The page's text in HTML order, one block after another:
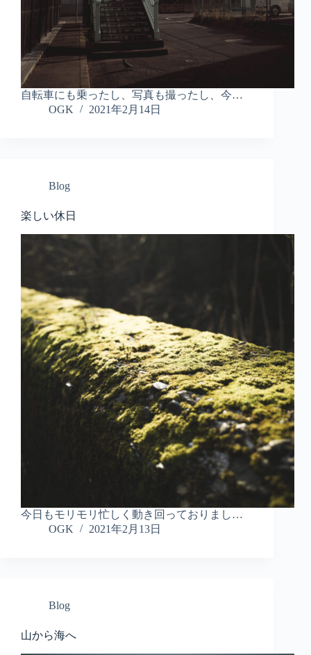
自転車にも乗ったし、写真も撮ったし、今…
OGK
2021年2月14日
Blog
楽しい休日
今日もモリモリ忙しく動き回っておりまし…
OGK
2021年2月13日
Blog
山から海へ